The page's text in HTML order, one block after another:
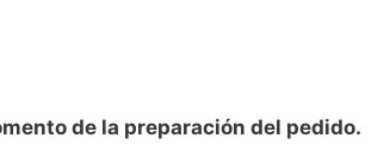
de la preparación del pedido.